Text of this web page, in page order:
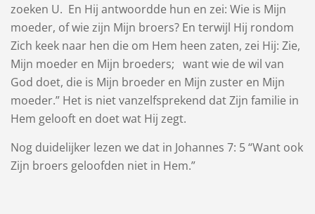
zoeken U. En Hij antwoordde hun en zei: Wie is Mijn
moeder, of wie zijn Mijn broers? En terwijl Hij rondom
Zich keek naar hen die om Hem heen zaten, zei Hij: Zie,
Mijn moeder en Mijn broeders; want wie de wil van
God doet, die is Mijn broeder en Mijn zuster en Mijn
moeder.” Het is niet vanzelfsprekend dat Zijn familie in
Hem gelooft en doet wat Hij zegt.
Nog duidelijker lezen we dat in Johannes 7: 5 “Want ook
Zijn broers geloofden niet in Hem.”